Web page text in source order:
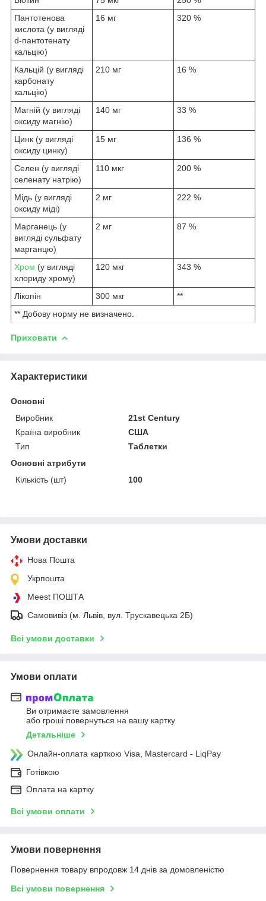
Пантотенова
кислота (у вигляді
d-пантотенату
кальцію)
16 мг 320 %
Кальцій (у вигляді
карбонату
кальцію)
210 мг 16 %
Магній (у вигляді
оксиду магнію)
140 мг 33 %
Цинк (у вигляді
оксиду цинку)
15 мг 136 %
Селен (у вигляді
селенату натрію)
110 мкг 200 %
Мідь (у вигляді
оксиду міді)
2 мг 222 %
Марганець (у
вигляді сульфату
марганцю)
2 мг 87 %
Хром (у вигляді
хлориду хрому)
120 мкг 343 %
Лікопін 300 мкг
**
** Добову норму не визначено.
Приховати
Характеристики
Основні
Виробник
21st Century
Країна виробник
США
Тип
Таблетки
Основні атрибути
Кількість (шт)
100
Умови доставки
Нова Пошта
Укрпошта
Meest ПОШТА
Самовивіз (м. Львів, вул. Трускавецька 2Б)
Всі умови доставки
Умови оплати
Ви отримаєте замовлення
або гроші повернуться на вашу картку
Детальніше
Онлайн-оплата карткою Visa, Mastercard - LiqPay
Готівкою
Оплата на картку
Всі умови оплати
Умови повернення
Повернення товару впродовж 14 днів за домовленістю
Всі умови повернення